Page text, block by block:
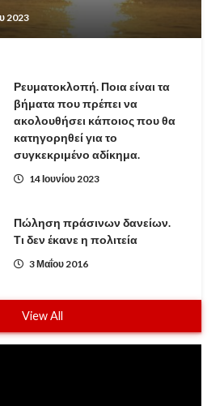
2023
Ρευματοκλοπή. Ποια είναι τα
βήματα που πρέπει να
ακολουθήσει κάποιος που θα
κατηγορηθεί για το
συγκεκριμένο αδίκημα.
14 Ιουνίου 2023
Πώληση πράσινων δανείων.
Τι δεν έκανε η πολιτεία
3 Μαΐου 2016
View All